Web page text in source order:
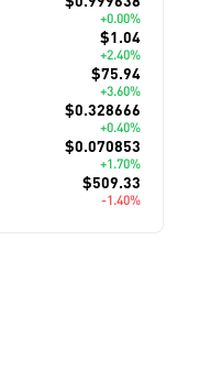
+0.00%
$1.04
+2.40%
$75.94
+3.60%
$0.328666
+0.40%
$0.070853
+1.70%
$509.33
-1.40%